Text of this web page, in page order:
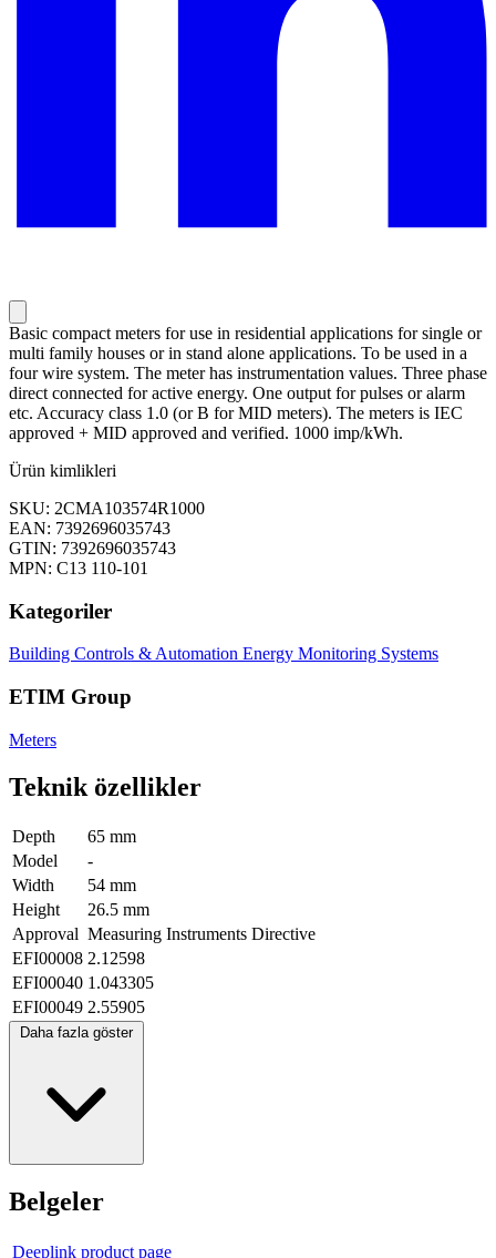
Basic compact meters for use in residential applications for single or
multi family houses or in stand alone applications. To be used in a
four wire system. The meter has instrumentation values. Three phase
direct connected for active energy. One output for pulses or alarm
etc. Accuracy class 1.0 (or B for MID meters). The meters is IEC
approved + MID approved and verified. 1000 imp/kWh.
Ürün kimlikleri
SKU: 2CMA103574R1000
EAN: 7392696035743
GTIN: 7392696035743
MPN: C13 110-101
Kategoriler
Building Controls & Automation Energy Monitoring Systems
ETIM Group
Meters
Teknik özellikler
Depth
65 mm
Model
-
Width
54 mm
Height
26.5 mm
Approval Measuring Instruments Directive
EFI00008 2.12598
EFI00040 1.043305
EFI00049 2.55905
Daha fazla göster
Belgeler
Deeplink product page